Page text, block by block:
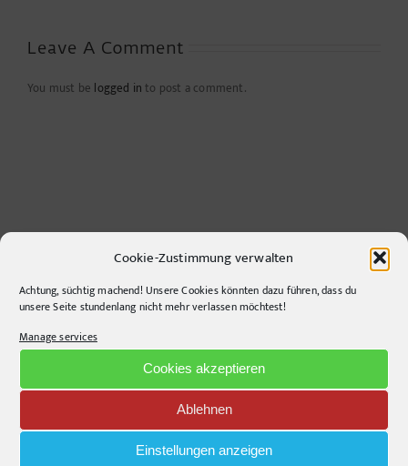
Cookie-Zustimmung verwalten
Achtung, süchtig machend! Unsere Cookies könnten dazu führen, dass du
unsere Seite stundenlang nicht mehr verlassen möchtest!
Manage services
Cookies akzeptieren
Ablehnen
Einstellungen anzeigen
Leave A Comment
You must be logged into post a comment.
CONTACT INFO
pr-ide
10555Berlin
Telephone:+49306860203
info@pr-ide.de